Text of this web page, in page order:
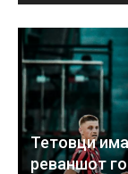
Тетовци
реваншот